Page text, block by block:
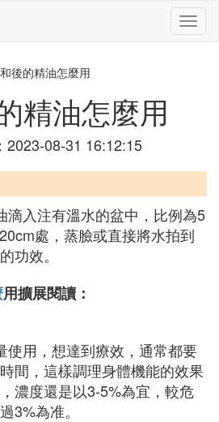
切
換
後的精油怎麼用
精油怎麼用
2023-08-31 16:12:15
滴入注有溫水的盆中，比例為5
處，蒸臉或直接將水拍到
功效。
用擴展閱讀：
使用，想達到療效，通常都要
間，這樣調理身體機能的效果
濃度還是以3-5%為宜，較危
3%為准。